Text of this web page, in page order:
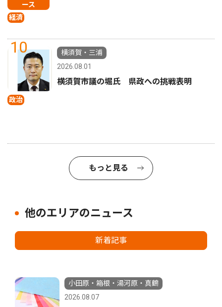
ース
経済
10
政治
横須賀・三浦
2026.08.01
横須賀市議の堀氏 県政への挑戦表明
もっと見る
他のエリアのニュース
新着記事
小田原・箱根・湯河原・真鶴
2026.08.07